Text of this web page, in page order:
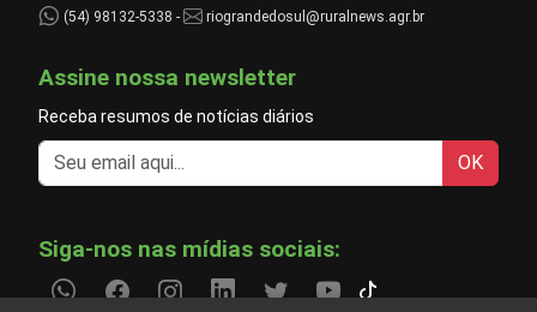
(54) 98132-5338 - riograndedosul@ruralnews.agr.br
Assine nossa newsletter
Receba resumos de notícias diários
OK
Siga-nos nas mídias sociais: